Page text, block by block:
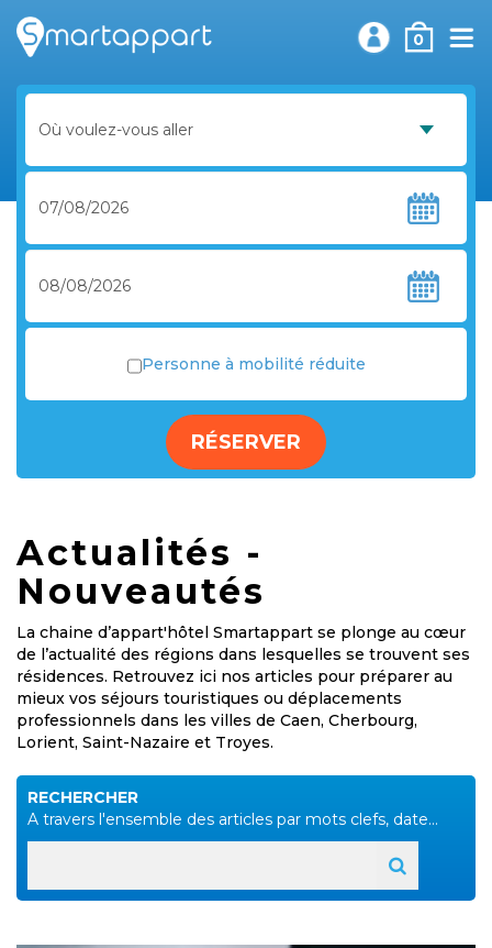
0
Personne à mobilité réduite
RÉSERVER
Actualités -
Nouveautés
La chaine d’appart'hôtel Smartappart se plonge au cœur
de l’actualité des régions dans lesquelles se trouvent ses
résidences. Retrouvez ici nos articles pour préparer au
mieux vos séjours touristiques ou déplacements
professionnels dans les villes de Caen, Cherbourg,
Lorient, Saint-Nazaire et Troyes.
RECHERCHER
A travers l'ensemble des articles par mots clefs, date...